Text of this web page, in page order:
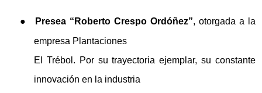
● Presea “Roberto Crespo Ordóñez”, otorgada a la
empresa Plantaciones
El Trébol. Por su trayectoria ejemplar, su constante
innovación en la industria